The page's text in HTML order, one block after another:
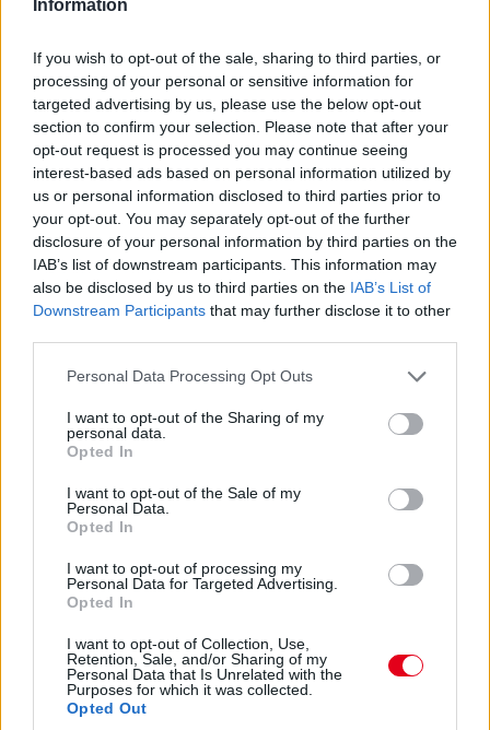
Information
If you wish to opt-out of the sale, sharing to third parties, or
processing of your personal or sensitive information for
targeted advertising by us, please use the below opt-out
section to confirm your selection. Please note that after your
opt-out request is processed you may continue seeing
interest-based ads based on personal information utilized by
us or personal information disclosed to third parties prior to
your opt-out. You may separately opt-out of the further
disclosure of your personal information by third parties on the
IAB’s list of downstream participants. This information may
also be disclosed by us to third parties on the IAB’s List of
Downstream Participants that may further disclose it to other
Please note that this website/app uses one or more Google
not limited to your visit or usage behaviour. You may click to
grant or deny consent to Google and its third-party tags to
use your data for below specified purposes in below Google
consent section.
Personal Data Processing Opt Outs
I want to opt-out of the Sharing of my
personal data.
Opted In
I want to opt-out of the Sale of my
Personal Data.
Opted In
I want to opt-out of processing my
Personal Data for Targeted Advertising.
Opted In
I want to opt-out of Collection, Use,
Retention, Sale, and/or Sharing of my
Personal Data that Is Unrelated with the
Purposes for which it was collected.
Opted Out
csak a Ferrarit tartotta fel.
17:22
Leclerc is gyorsul, már a negyedik öt tizedes lemaradással. Így
állunk 37 perccel a leintés előtt.